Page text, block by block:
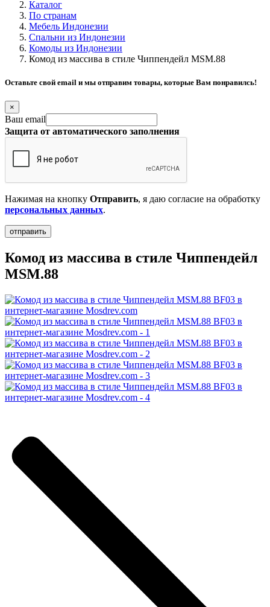
Каталог
По странам
Мебель Индонезии
Спальни из Индонезии
Комоды из Индонезии
Комод из массива в стиле Чиппендейл MSM.88
Оставьте свой email и мы отправим товары, которые Вам понравилсь!
×
Ваш email
Защита от автоматического заполнения
Нажимая на кнопку Отправить, я даю согласие на обработку
персональных данных.
Комод из массива в стиле Чиппендейл
MSM.88